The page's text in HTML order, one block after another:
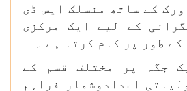
کے ساتھ منسلک ایس ڈی
کے لیے ایک مرکزی
طور پر کام کرتا ہے ۔
جگہ پر مختلف قسم کے
اعدادوشمار فراہم